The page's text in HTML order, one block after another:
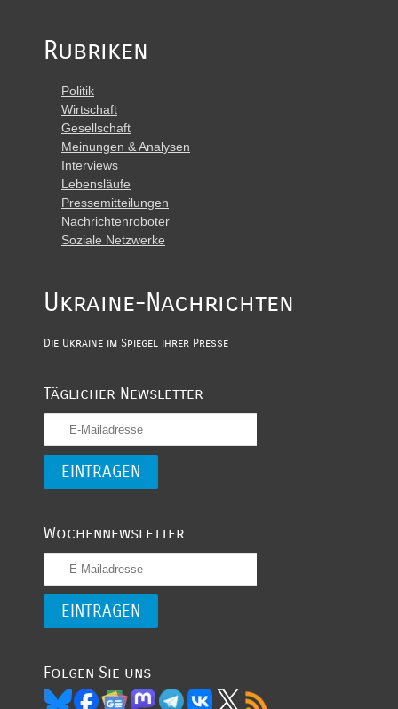
Rubriken
Politik
Wirtschaft
Gesellschaft
Meinungen & Analysen
Interviews
Lebensläufe
Pressemitteilungen
Nachrichtenroboter
Soziale Netzwerke
Ukraine-Nachrichten
Die Ukraine im Spiegel ihrer Presse
Täglicher Newsletter
Wochennewsletter
Folgen Sie uns